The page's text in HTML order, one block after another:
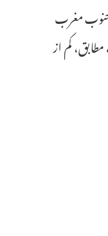
کی جس نے 29 فروری کو غزہ کے جنوب مغرب
کم از